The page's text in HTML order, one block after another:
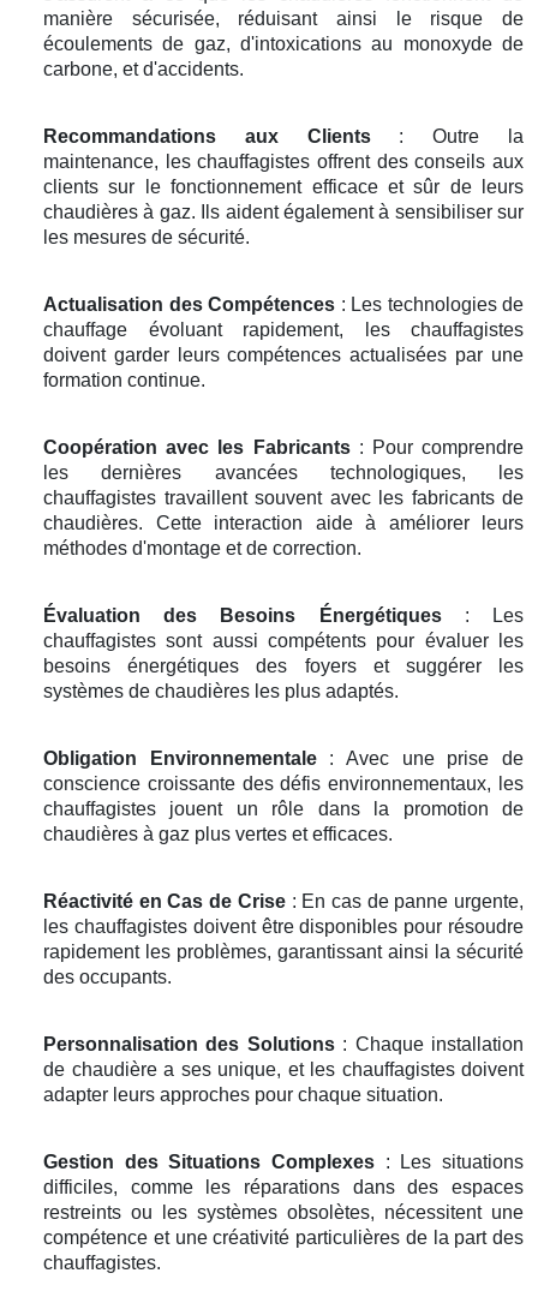
manière sécurisée, réduisant ainsi le risque de
écoulements de gaz, d'intoxications au monoxyde de
carbone, et d'accidents.
Recommandations aux Clients: Outre la
maintenance, les chauffagistes offrent des conseils aux
clients sur le fonctionnement efficace et sûr de leurs
chaudières à gaz. Ils aident également à sensibiliser sur
les mesures de sécurité.
Actualisation des Compétences : Les technologies de
chauffage évoluant rapidement, les chauffagistes
doivent garder leurs compétences actualisées par une
formation continue.
Coopération avec les Fabricants: Pour comprendre
les dernières avancées technologiques, les
chauffagistes travaillent souvent avec les fabricants de
chaudières. Cette interaction aide à améliorer leurs
méthodes d'montage et de correction.
Évaluation des Besoins Énergétiques: Les
chauffagistes sont aussi compétents pour évaluer les
besoins énergétiques des foyers et suggérer les
systèmes de chaudières les plus adaptés.
Obligation Environnementale: Avec une prise de
conscience croissante des défis environnementaux, les
chauffagistes jouent un rôle dans la promotion de
chaudières à gaz plus vertes et efficaces.
Réactivité en Cas de Crise: En cas de panne urgente,
les chauffagistes doivent être disponibles pour résoudre
rapidement les problèmes, garantissant ainsi la sécurité
des occupants.
Personnalisation des Solutions: Chaque installation
de chaudière a ses unique, et les chauffagistes doivent
adapter leurs approches pour chaque situation.
Gestion des Situations Complexes : Les situations
difficiles, comme les réparations dans des espaces
restreints ou les systèmes obsolètes, nécessitent une
compétence et une créativité particulières de la part des
chauffagistes.